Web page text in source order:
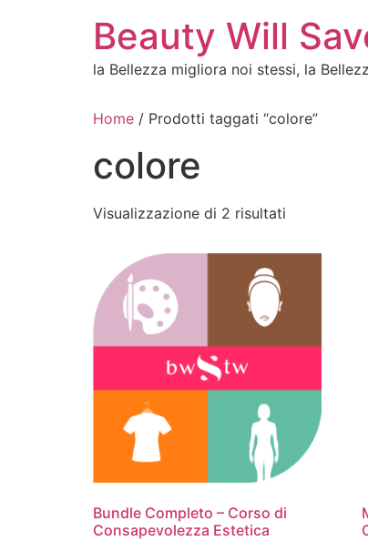
Beauty Will
la Bellezza migliora noi stessi, la
Home / Prodotti taggati “colore”
colore
Visualizzazione di 2 risultati
Bundle Completo – Corso di
Consapevolezza Estetica